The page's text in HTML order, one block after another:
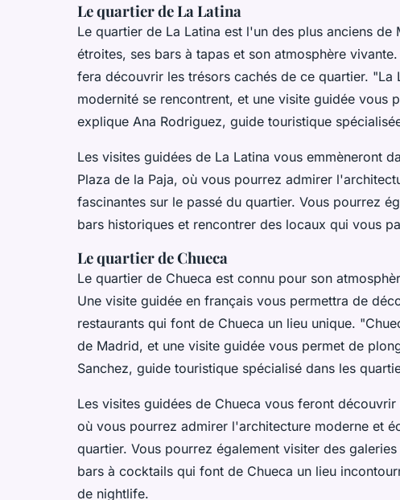
Le quartier de La Latina
Le quartier de La Latina est l'un des plus anciens
étroites, ses bars à tapas et son atmosphère
fera découvrir les trésors cachés de ce quartier. "La
modernité se rencontrent, et une visite guidée vous
explique Ana Rodriguez, guide touristique
Les visites guidées de La Latina vous emmèneront
Plaza de la Paja, où vous pourrez admirer
fascinantes sur le passé du quartier. Vous pourrez
bars historiques et rencontrer des locaux qui vous
Le quartier de Chueca
Le quartier de Chueca est connu pour son
Une visite guidée en français vous permettra de
restaurants qui font de Chueca un lieu unique.
de Madrid, et une visite guidée vous permet de
Sanchez, guide touristique spécialisé dans les
Les visites guidées de Chueca vous feront
où vous pourrez admirer l'architecture moderne et
quartier. Vous pourrez également visiter des
bars à cocktails qui font de Chueca un lieu
de nightlife.